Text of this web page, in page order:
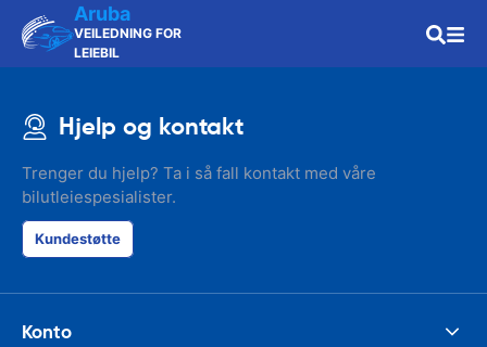
Aruba
VEILEDNING FOR
LEIEBIL
Hjelp og kontakt
Trenger du hjelp? Ta i så fall kontakt med våre
bilutleiespesialister.
Kundestøtte
Konto